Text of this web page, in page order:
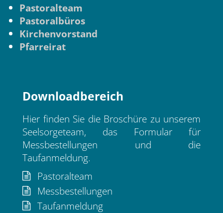
Pastoralteam
Pastoralbüros
Kirchenvorstand
Pfarreirat
Downloadbereich
Hier finden Sie die Broschüre zu unserem
Seelsorgeteam, das Formular für
Messbestellungen und die
Taufanmeldung.
Pastoralteam
Messbestellungen
Taufanmeldung